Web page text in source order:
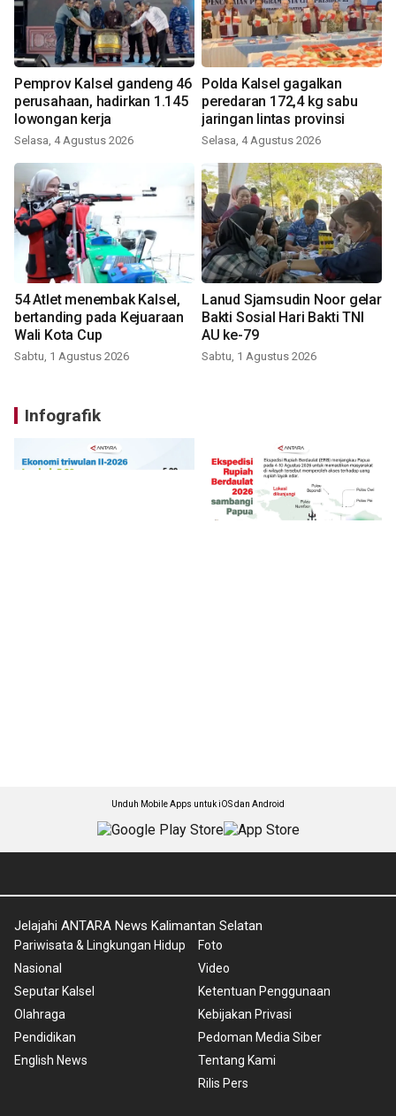
Pemprov Kalsel gandeng 46
perusahaan, hadirkan 1.145
lowongan kerja
Selasa, 4 Agustus 2026
Polda Kalsel gagalkan
peredaran 172,4 kg sabu
jaringan lintas provinsi
Selasa, 4 Agustus 2026
54 Atlet menembak Kalsel,
bertanding pada Kejuaraan
Wali Kota Cup
Sabtu, 1 Agustus 2026
Lanud Sjamsudin Noor gelar
Bakti Sosial Hari Bakti TNI
AU ke-79
Sabtu, 1 Agustus 2026
Infografik
Unduh Mobile Apps untuk iOS dan Android
Jelajahi ANTARA News Kalimantan Selatan
Pariwisata & Lingkungan Hidup
Nasional
Seputar Kalsel
Olahraga
Pendidikan
English News
Foto
Video
Ketentuan Penggunaan
Kebijakan Privasi
Pedoman Media Siber
Tentang Kami
Rilis Pers